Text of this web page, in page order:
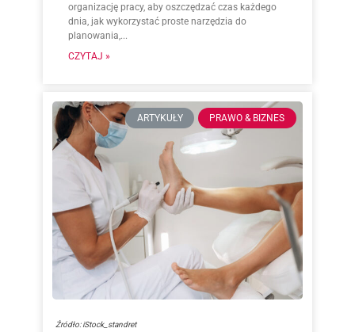
organizację pracy, aby oszczędzać czas każdego
dnia, jak wykorzystać proste narzędzia do
planowania,...
CZYTAJ »
ARTYKUŁY PRAWO & BIZNES
Źródło: iStock_standret